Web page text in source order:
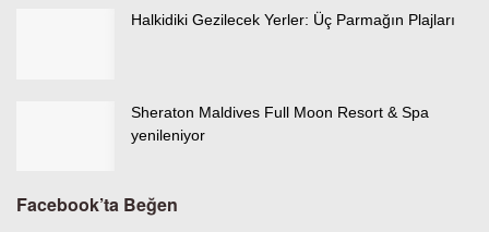
Halkidiki Gezilecek Yerler: Üç Parmağın Plajları
Sheraton Maldives Full Moon Resort & Spa
yenileniyor
Facebook’ta Beğen